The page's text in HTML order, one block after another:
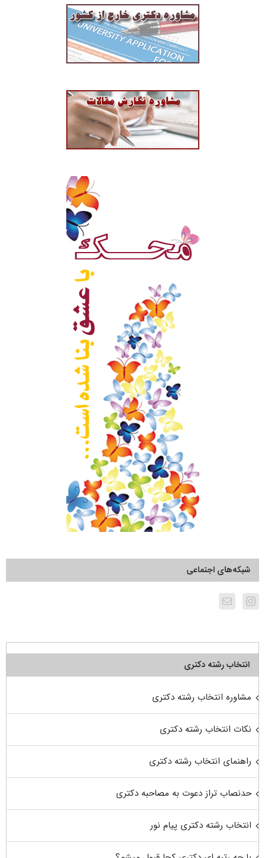
شبکه‌های اجتماعی
انتخاب رشته دکتری
مشاوره انتخاب رشته دکتری
نکات انتخاب رشته دکتری
راهنمای انتخاب رشته دکتری
حدنصاب تراز دعوت به مصاحبه دکتری
انتخاب رشته دکتری پیام نور